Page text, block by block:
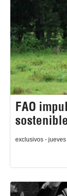
FAO
exclusivos -